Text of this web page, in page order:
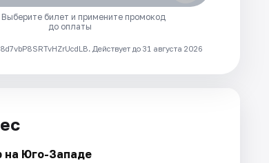
Выберите билет и примените промокод
до оплаты
Действует до 31 августа 2026
на Юго-Западе